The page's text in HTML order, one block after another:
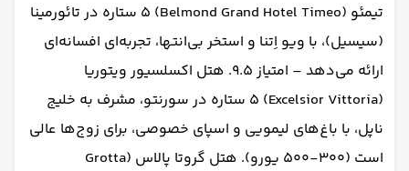
تیمئو (Belmond Grand Hotel Timeo) ۵ ستاره در تائورمینا
(سیسیل)، با ویو اِتنا و استخر بی‌انتها، تجربه‌ای افسانه‌ای
ارائه می‌دهد – امتیاز ۹.۵. هتل اکسلسیور ویتوریا
(Excelsior Vittoria) ۵ ستاره در سورنتو، مشرف به خلیج
ناپل، با باغ‌های لیمویی و اسپای خصوصی، برای زوج‌ها عالی
است (۳۰۰-۵۰۰ یورو). هتل گروتا پالاس (Grotta